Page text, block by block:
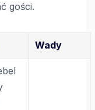
gości.
Wady